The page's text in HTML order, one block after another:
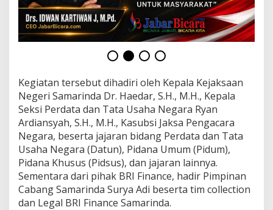
a
t
a
K
e
l
l
a
G
C
G
Kegiatan tersebut dihadiri oleh Kepala Kejaksaan
Negeri Samarinda Dr. Haedar, S.H., M.H., Kepala
Seksi Perdata dan Tata Usaha Negara Ryan
Ardiansyah, S.H., M.H., Kasubsi Jaksa Pengacara
Negara, beserta jajaran bidang Perdata dan Tata
Usaha Negara (Datun), Pidana Umum (Pidum),
Pidana Khusus (Pidsus), dan jajaran lainnya.
Sementara dari pihak BRI Finance, hadir Pimpinan
Cabang Samarinda Surya Adi beserta tim collection
dan Legal BRI Finance Samarinda.